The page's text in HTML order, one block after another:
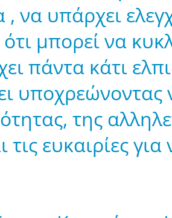
να υπάρχει
μπορεί να
πάντα κάτι
υποχρεώνοντας
της
ευκαιρίες για